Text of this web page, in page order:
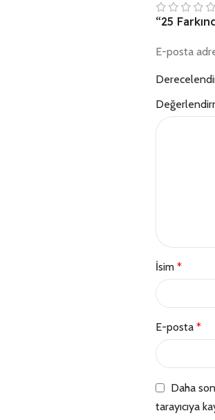
“25
E-posta
İsim *
E-posta *
Daha
tarayıcıya